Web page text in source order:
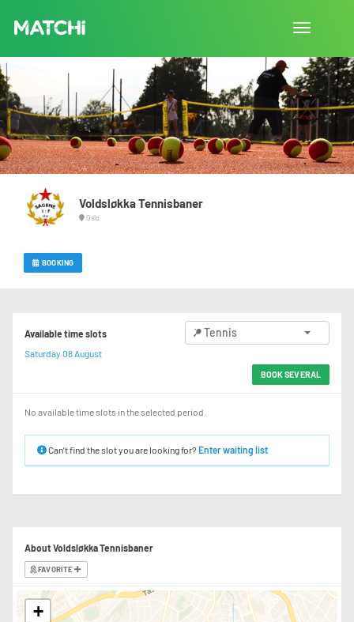
Toggle
Voldsløkka Tennisbaner
Oslo
BOOKING
Available time slots
Saturday 08 August
Tennis
BOOK SEVERAL
No available time slots in the selected period.
Can’t find the slot you are looking for? Enter waiting list
About Voldsløkka Tennisbaner
FAVORITE
+